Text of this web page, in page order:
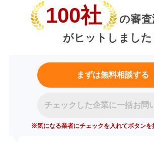
100社
の審
がヒットしました
まずは無料相談する
チェックした企業に一括お問
※気になる業者にチェックを入れてボタンを